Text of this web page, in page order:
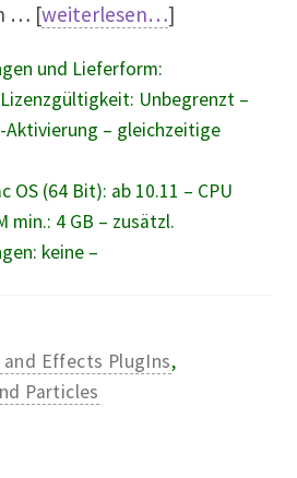
… [weiterlesen…]
und Lieferform:
Unbegrenzt –
Aktivierung – gleichzeitige
OS (64 Bit): ab 10.11 – CPU
min.: 4 GB – zusätzl.
keine –
Effects PlugIns,
Particles